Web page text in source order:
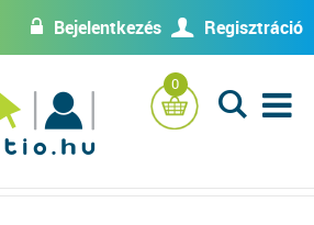
w Bejelentkezés U Regisztráció
0
L